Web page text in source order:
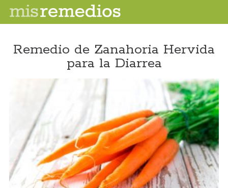
Remedio de Zanahoria Hervida
para la Diarrea